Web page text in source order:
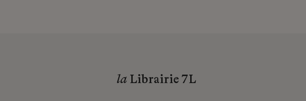
la Librairie 7L